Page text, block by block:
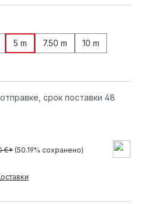
5 m 7.50 m
10 m
срок поставки 48
€* (50.19% сохранено)